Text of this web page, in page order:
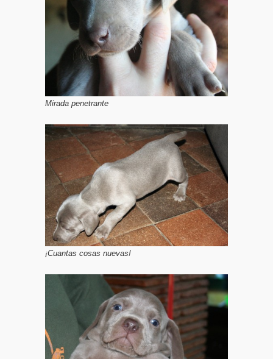
Mirada penetrante
¡Cuantas cosas nuevas!